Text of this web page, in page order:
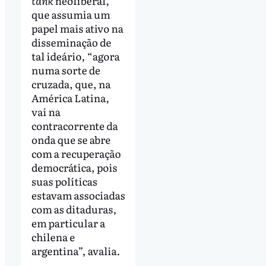
que assumia um
papel mais ativo na
disseminação de
tal ideário, “agora
numa sorte de
cruzada, que, na
América Latina,
vai na
contracorrente da
onda que se abre
com a recuperação
democrática, pois
suas políticas
estavam associadas
com as ditaduras,
em particular a
chilena e
argentina”, avalia.